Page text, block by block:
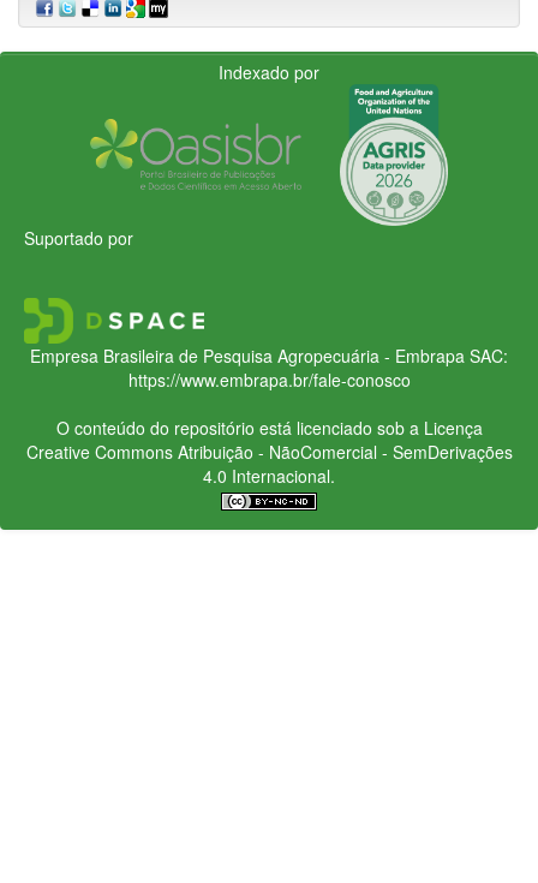
Indexado por
Suportado por
Empresa Brasileira de Pesquisa Agropecuária - Embrapa SAC:
https://www.embrapa.br/fale-conosco
O conteúdo do repositório está licenciado sob a Licença
Creative CommonsAtribuição - NãoComercial - SemDerivações
4.0 Internacional.